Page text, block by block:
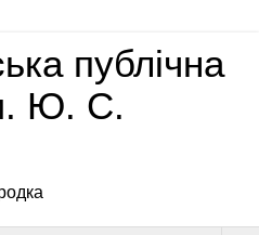
публічна
Ю. С.